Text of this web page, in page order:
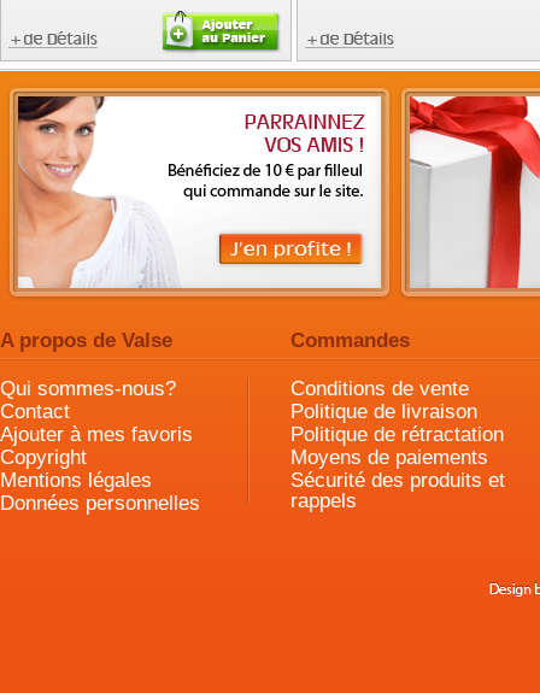
A propos de Valse Commandes
Qui sommes-nous?
Contact
Ajouter à mes favoris
Copyright
Mentions légales
Données personnelles
Conditions de vente
Politique de livraison
Politique de rétractation
Moyens de paiements
Sécurité des produits et
rappels